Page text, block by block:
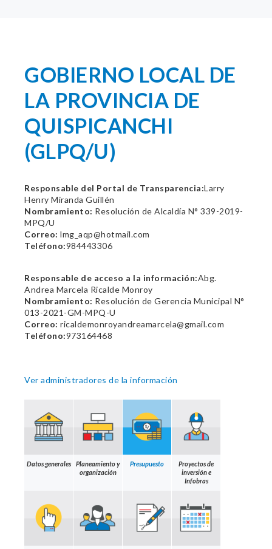
GOBIERNO LOCAL DE
LA PROVINCIA DE
QUISPICANCHI
(GLPQ/U)
Responsable del Portal de Transparencia:Larry
Henry Miranda Guillén
Nombramiento: Resolución de Alcaldía N° 339-2019-
MPQ/U
Correo: lmg_aqp@hotmail.com
Teléfono:984443306
Responsable de acceso a la información:Abg.
Andrea Marcela Ricalde Monroy
Nombramiento: Resolución de Gerencia Municipal N°
013-2021-GM-MPQ-U
Correo: ricaldemonroyandreamarcela@gmail.com
Teléfono:973164468
Ver administradores de la información
Datos generales
Planeamiento y
organización
Presupuesto
Proyectos de
inversión e
Infobras